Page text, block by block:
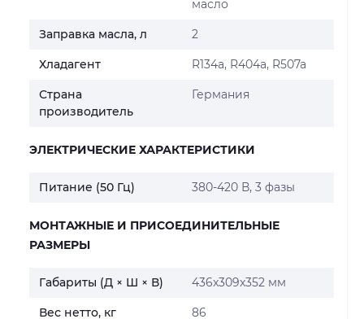
масло
Заправка масла, л 2
Хладагент R134a, R404a, R507a
Страна
производитель
Германия
ЭЛЕКТРИЧЕСКИЕ ХАРАКТЕРИСТИКИ
Питание (50 Гц) 380-420 В, 3 фазы
МОНТАЖНЫЕ И ПРИСОЕДИНИТЕЛЬНЫЕ
РАЗМЕРЫ
Габариты (Д × Ш × В) 436x309x352 мм
Вес нетто, кг 86